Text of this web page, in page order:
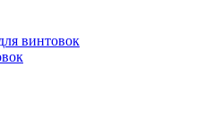
винтовок